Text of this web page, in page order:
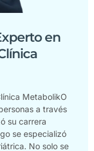
en
MetabolikO
a través
su carrera
se especializó
No solo se